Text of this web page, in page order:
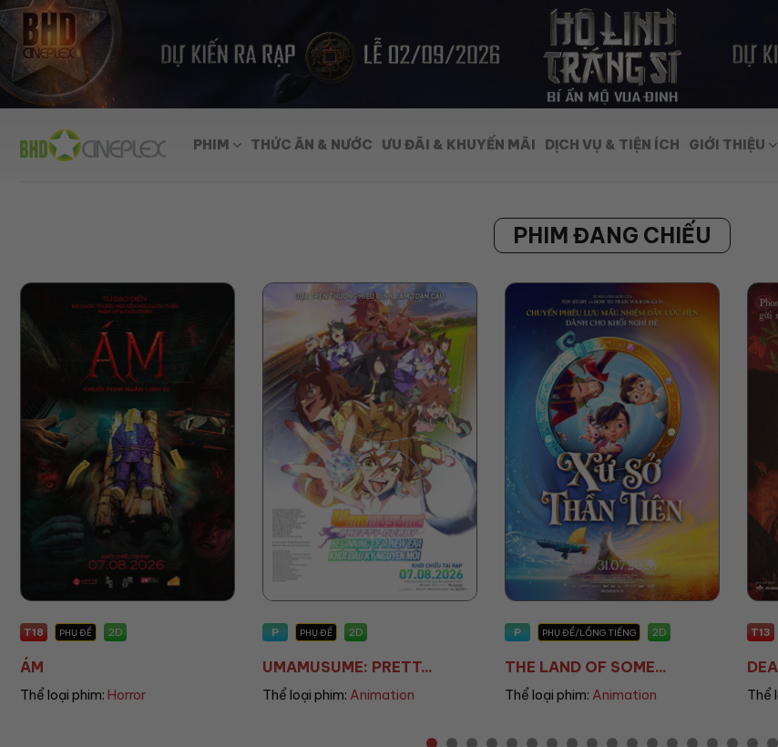
Skip
to
content
PHIM THỨC ĂN & NƯỚC ƯU ĐÃI & KHUYẾN MÃI DỊCH VỤ & TIỆN ÍCH GIỚI THIỆU
PHIM ĐANG CHIẾU
P PHỤ ĐỀ
Thể loại phim:Animation
P PHỤ ĐỀ/LỒNG TIẾNG
THE LAND OF SOME...
Thể loại phim:Animation
T13 PHỤ ĐỀ/LỒNG TIẾNG
DEAR YOU: THƯ TÌ...
Thể loại phim:Drama